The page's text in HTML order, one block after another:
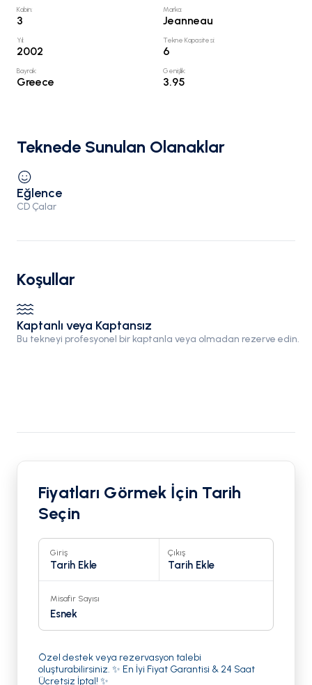
Kabin:
3
Marka:
Jeanneau
Yıl:
2002
Tekne Kapasitesi:
6
Bayrak:
Greece
Genişlik:
3.95
Teknede Sunulan Olanaklar
Eğlence
CD Çalar
Koşullar
Kaptanlı veya Kaptansız
Bu tekneyi profesyonel bir kaptanla veya olmadan rezerve edin.
Fiyatları Görmek İçin Tarih
Seçin
Giriş
Tarih Ekle
Çıkış
Tarih Ekle
Misafir Sayısı
Esnek
Özel destek veya rezervasyon talebi
oluşturabilirsiniz. ✨ En İyi Fiyat Garantisi & 24 Saat
Ücretsiz İptal! ✨